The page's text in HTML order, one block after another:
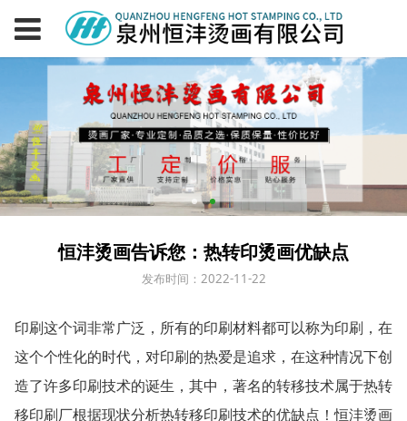
恒沣烫画告诉您：热转印烫画优缺点
发布时间：2022-11-22
印刷这个词非常广泛，所有的印刷材料都可以称为印刷，在
这个个性化的时代，对印刷的热爱是追求，在这种情况下创
造了许多印刷技术的诞生，其中，著名的转移技术属于热转
移印刷厂根据现状分析热转移印刷技术的优缺点！恒沣烫画